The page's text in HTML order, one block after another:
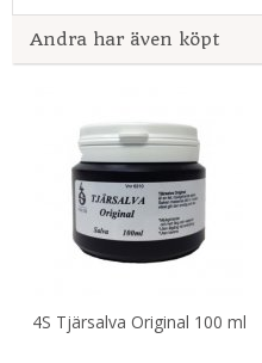
Andra har även köpt
4S Tjärsalva Original 100 ml